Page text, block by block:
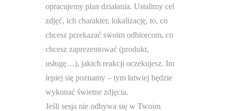
opracujemy plan działania. Ustalimy cel
zdjęć, ich charakter, lokalizację, to, co
chcesz przekazać swoim odbiorcom, co
chcesz zaprezentować (produkt,
usługę…), jakich reakcji oczekujesz. Im
lepiej się poznamy – tym łatwiej będzie
wykonać świetne zdjęcia.
Jeśli sesja nie odbywa się w Twoim